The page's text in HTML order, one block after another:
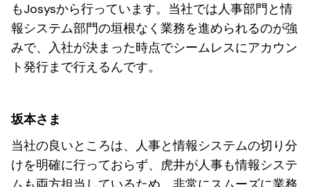
もJosysから行っています。当社では人事部門と情
報システム部門の垣根なく業務を進められるのが強
みで、入社が決まった時点でシームレスにアカウン
ト発行まで行えるんです。
坂本さま
当社の良いところは、人事と情報システムの切り分
けを明確に行っておらず、虎井が人事も情報システ